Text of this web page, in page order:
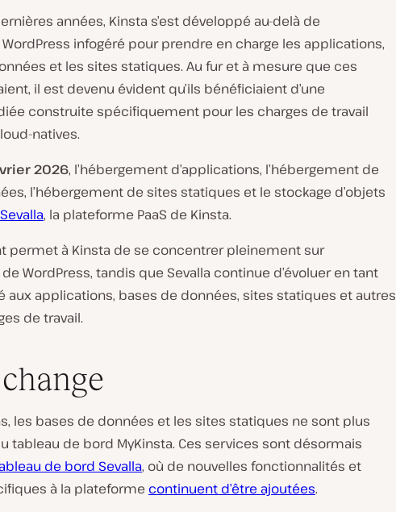
années, Kinsta s’est développé au-delà de
infogéré pour prendre en charge les applications,
et les sites statiques. Au fur et à mesure que ces
il est devenu évident qu’ils bénéficiaient d’une
construite spécifiquement pour les charges de travail
natives.
2026, l’hébergement d’applications, l’hébergement de
l’hébergement de sites statiques et le stockage d’objets
Sevalla, la plateforme PaaS de Kinsta.
permet à Kinsta de se concentrer pleinement sur
WordPress, tandis que Sevalla continue d’évoluer en tant
aux applications, bases de données, sites statiques et autres
de travail.
les bases de données et les sites statiques ne sont plus
tableau de bord MyKinsta. Ces services sont désormais
de bord Sevalla, où de nouvelles fonctionnalités et
à la plateforme continuent d’être ajoutées.